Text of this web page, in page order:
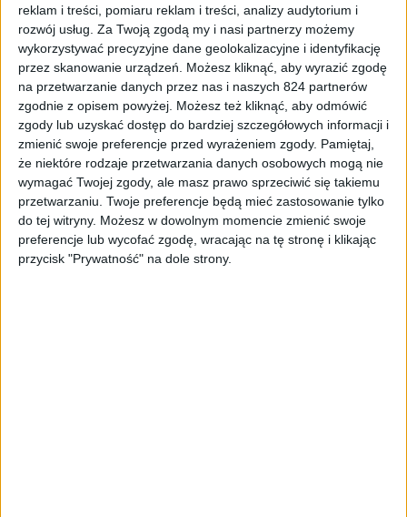
reklam i treści, pomiaru reklam i treści, analizy audytorium i
rozwój usług. Za Twoją zgodą my i nasi partnerzy możemy
wykorzystywać precyzyjne dane geolokalizacyjne i identyfikację
przez skanowanie urządzeń. Możesz kliknąć, aby wyrazić zgodę
na przetwarzanie danych przez nas i naszych 824 partnerów
zgodnie z opisem powyżej. Możesz też kliknąć, aby odmówić
zgody lub uzyskać dostęp do bardziej szczegółowych informacji i
zmienić swoje preferencje przed wyrażeniem zgody. Pamiętaj,
że niektóre rodzaje przetwarzania danych osobowych mogą nie
wymagać Twojej zgody, ale masz prawo sprzeciwić się takiemu
przetwarzaniu. Twoje preferencje będą mieć zastosowanie tylko
do tej witryny. Możesz w dowolnym momencie zmienić swoje
preferencje lub wycofać zgodę, wracając na tę stronę i klikając
przycisk "Prywatność" na dole strony.
pokonać, wykonać specjalny atak po zmęczeniu złola lub
użyć dedykowanego do tego przedmiotu. Z oczywistych
powodów, jest to nazywane zemstą. W końcu dostaliśmy
po dupsku, a gra w taki sposób nas za to karze. A jeśli nie
odzyskamy tych utraconych punktów, tylko damy się
znowu zaszlachtować, to cóż… Przepadają bezpowrotnie.
A za zdobywaną karmę dostajemy punkty umiejętności,
które z kolei przeznaczamy na rozwój naszej postaci. Ale
o tym będzie później. Rise of the Ronin nie jest czystym
soulslike’iem, ale uważam go za świetny punkt w wejścia
w ten gatunek.
Niebieskooki samuraj